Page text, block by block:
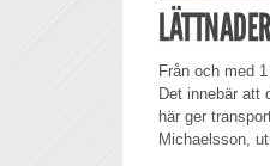
Från och med
Det innebär att
här ger
Michaelsson,